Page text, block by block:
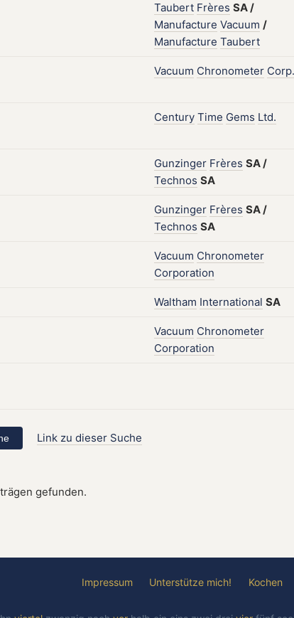
Taubert Frères SA/
Manufacture Vacuum /
Manufacture Taubert
Vacuum Chronometer Corp.
Century Time Gems Ltd.
Gunzinger Frères SA/
Technos SA
Gunzinger Frères SA/
Technos SA
Vacuum Chronometer
Corporation
Waltham International SA
Vacuum Chronometer
Corporation
Link zu dieser Suche
gefunden.
Impressum Unterstütze mich! Kochen